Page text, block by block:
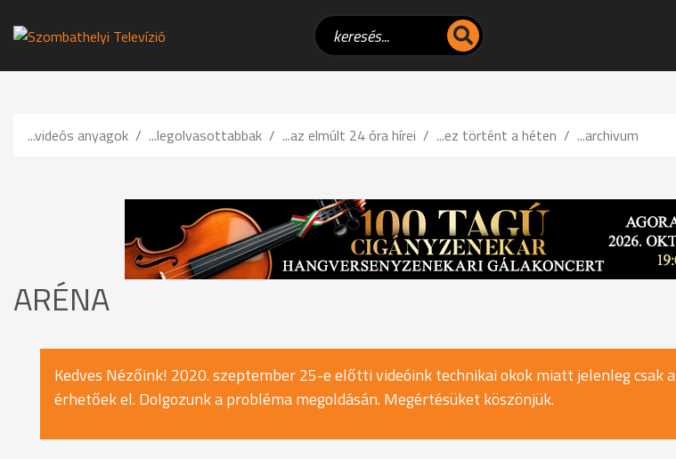
...videós anyagok ...legolvasottabbak ...az elmúlt 24 óra hírei ...ez történt a héten ...archivum
ARÉNA
Kedves Nézőink! 2020. szeptember 25-e előtti videóink technikai okok miatt jelenleg csak a
érhetőek el. Dolgozunk a probléma megoldásán. Megértésüket köszönjük.